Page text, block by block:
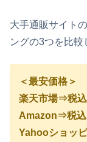
大手通販サイト
ングの3つを比較
＜最安価格＞
楽天市場⇒税込
Amazon⇒税込
Yahooショッ